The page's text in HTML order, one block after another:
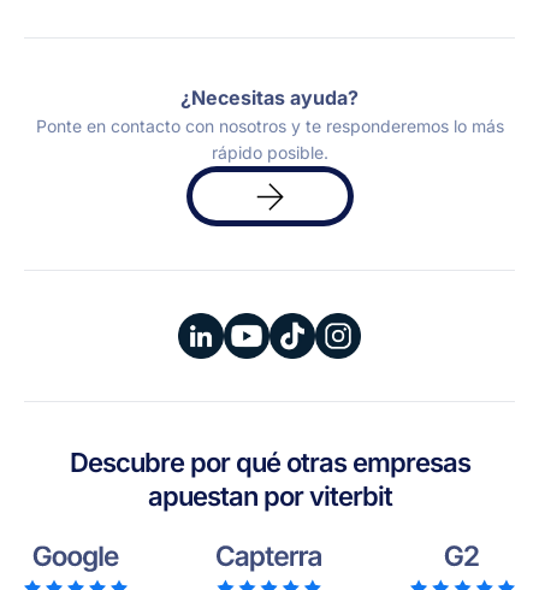
¿Necesitas ayuda?
Ponte en contacto con nosotros y te responderemos lo más
rápido posible.
Solicita
una
demo
Descubre por qué otras empresas
apuestan por viterbit